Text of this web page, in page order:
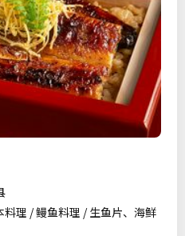
理 / 鳗鱼料理 / 生鱼片、海鲜